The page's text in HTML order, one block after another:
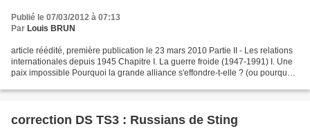
Publié le 07/03/2012 à 07:13
Par Louis BRUN
article réédité, première publication le 23 mars 2010 Partie II - Les relations
internationales depuis 1945 Chapitre I. La guerre froide (1947-1991) I. Une
paix impossible Pourquoi la grande alliance s'effondre-t-elle ? (ou pourquoi
correction DS TS3 : Russians de Sting